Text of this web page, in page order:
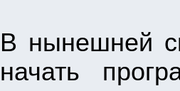
В нынешней
начать